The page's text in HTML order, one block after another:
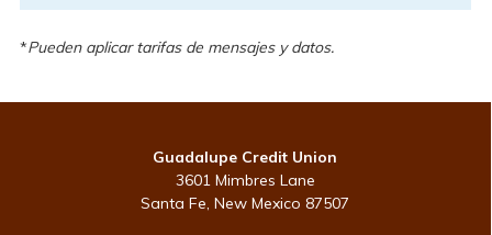
*Pueden aplicar tarifas de mensajes y datos.
Guadalupe Credit Union
3601 Mimbres Lane
Santa Fe, New Mexico 87507